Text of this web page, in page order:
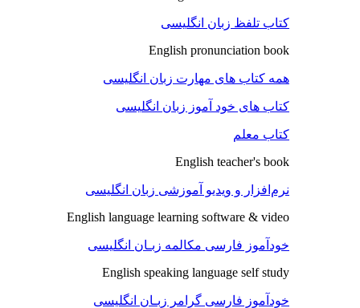
کتاب تلفظ زبان انگلیسی
English pronunciation book
همه کتاب های مهارت زبان انگلیسی
کتاب های خود آموز زبان انگلیسی
کتاب معلم
English teacher's book
نرم‌افزار و ویدیو آموزشی زبان انگلیسی
English language learning software & video
خودآموز فارسی مکالمه زبـان انگلیسی
English speaking language self study
خودآموز فارسی گرامر زبـان انگلیسی